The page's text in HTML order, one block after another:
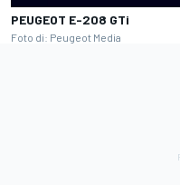
PEUGEOT E-208 GTi
Foto di: Peugeot Media